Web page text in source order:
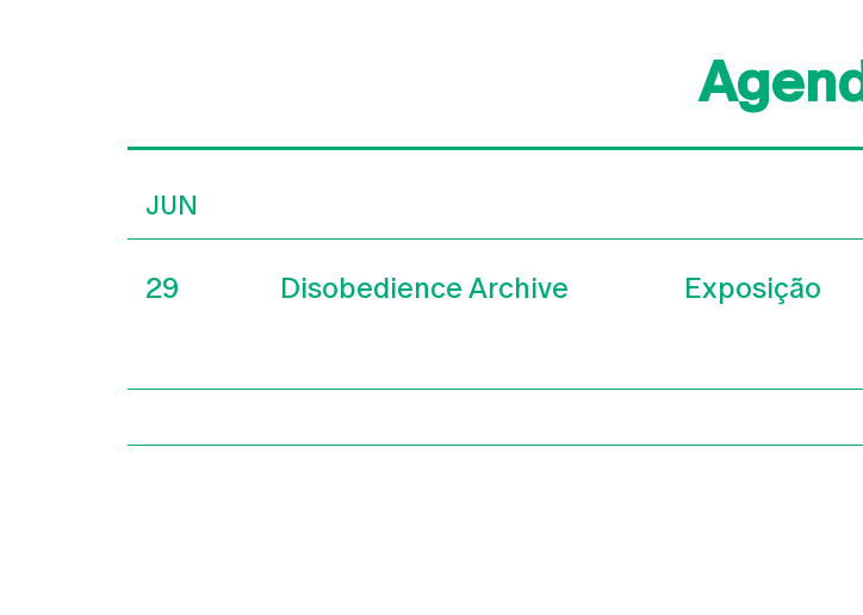
JUN
29 Disobedience Archive Exposição